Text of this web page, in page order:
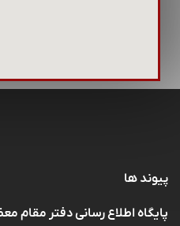
پیوند ها
پایگاه اطلاع رسانی دفتر مقام